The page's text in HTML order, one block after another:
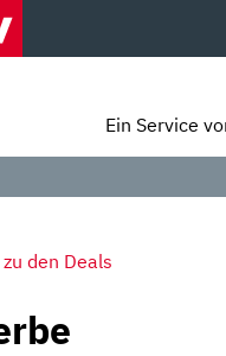
Ein Service
den Deals